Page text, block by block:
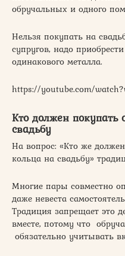
обручальных и одного
Нельзя покупать на
супругов, надо
одинакового металла.
https://youtube.com/
Кто должен покупать
свадьбу
На вопрос: «Кто же
кольца на свадьбу»
Многие пары совместно
даже невеста
Традиция запрещает это
вместе, потому что
обязательно учитывать